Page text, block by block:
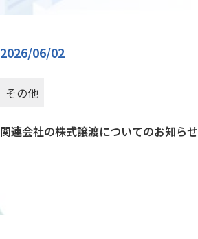
2026/06/02
その他
関連会社の株式譲渡についてのお知らせ